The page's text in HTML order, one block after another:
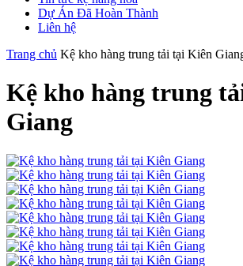
Dự Án Đã Hoàn Thành
Liên hệ
Trang chủ Kệ kho hàng trung tải tại Kiên
Kệ kho hàng trung
Giang